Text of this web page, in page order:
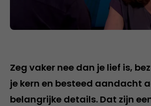
Zeg vaker nee dan je lief is,
je kern en besteed aandacht
belangrijke details. Dat zijn